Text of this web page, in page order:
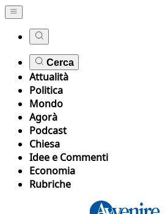
Cerca
Attualità
Politica
Mondo
Agorà
Podcast
Chiesa
Idee e Commenti
Economia
Rubriche